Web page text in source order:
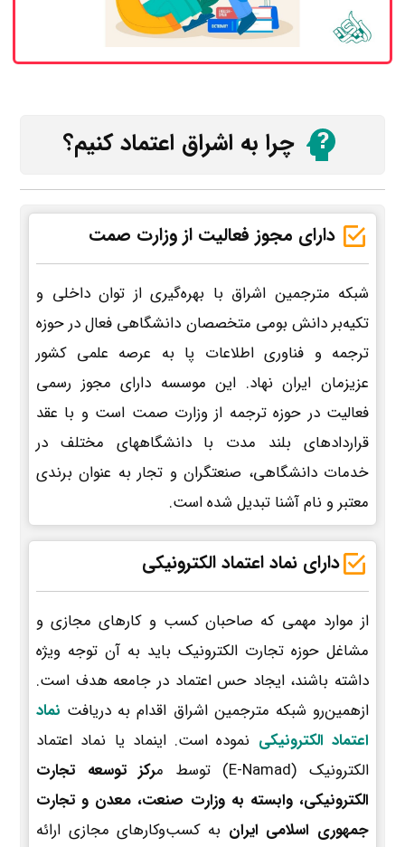
چرا به اشراق اعتماد کنیم؟
دارای مجوز فعالیت از وزارت صمت
شبکه مترجمین اشراق با بهره‌گیری از توان داخلی و
تکیه‌بر دانش بومی متخصصان دانشگاهی فعال در حوزه
ترجمه و فناوری اطلاعات پا به عرصه علمی کشور
عزیزمان ایران نهاد. این موسسه دارای مجوز رسمی
فعالیت در حوزه ترجمه از وزارت صمت است و با عقد
قراردادهای بلند مدت با دانشگاههای مختلف در
خدمات دانشگاهی، صنعتگران و تجار به عنوان برندی
معتبر و نام آشنا تبدیل شده است.
دارای نماد اعتماد الکترونیکی
از موارد مهمی که صاحبان کسب و کارهای مجازی و
مشاغل حوزه تجارت الکترونیک باید به آن توجه ویژه
داشته باشند، ایجاد حس اعتماد در جامعه هدف است.
ازهمین‌رو شبکه مترجمین اشراق اقدام به دریافت نماد
اعتماد الکترونیکی نموده است. اینماد یا نماد اعتماد
الکترونیک (E-Namad) توسط م
رکز توسعه تجارت
الکترونیکی، وابسته به وزارت صنعت، معدن و تجارت
جمهوری اسلامی ایران به کسب‌وکارهای مجازی ارائه